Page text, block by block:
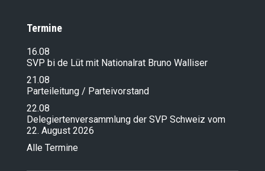
Termine
16.08
SVP bi de Lüt mit Nationalrat Bruno Walliser
21.08
Parteileitung / Parteivorstand
22.08
Delegiertenversammlung der SVP Schweiz vom
22. August 2026
Alle Termine